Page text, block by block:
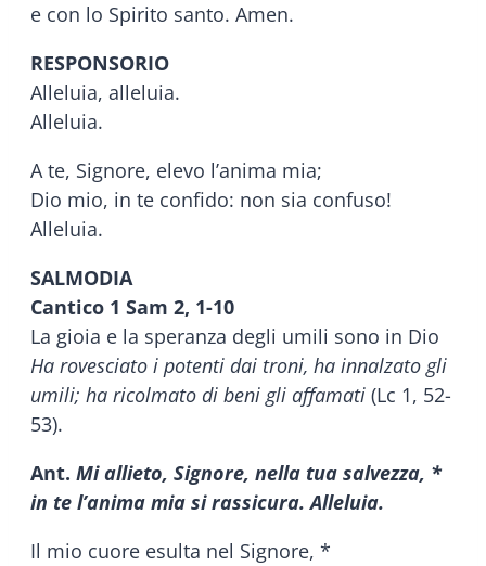
e con lo Spirito santo. Amen.
RESPONSORIO
Alleluia, alleluia.
Alleluia.
A te, Signore, elevo l’anima mia;
Dio mio, in te confido: non sia confuso!
Alleluia.
SALMODIA
Cantico 1 Sam 2, 1-10
La gioia e la speranza degli umili sono in Dio
Ha rovesciato i potenti dai troni, ha innalzato gli
umili; ha ricolmato di beni gli affamati (Lc 1, 52-
53).
Ant. Mi allieto, Signore, nella tua salvezza, *
in te l’anima mia si rassicura. Alleluia.
Il mio cuore esulta nel Signore, *